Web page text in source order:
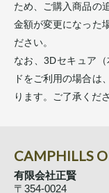
ため、ご購入商品の
金額が変更になった
ださい。
なお、3Dセキュア
ドをご利用の場合は
ります。ご了承くださ
CAMPHILLS
有限会社正賢
〒354-0024